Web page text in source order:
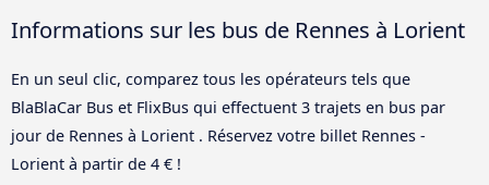
Informations sur les bus de Rennes à Lorient
En un seul clic, comparez tous les opérateurs tels que
BlaBlaCar Bus et FlixBus qui effectuent 3 trajets en bus par
jour de Rennes à Lorient . Réservez votre billet Rennes -
Lorient à partir de 4 € !